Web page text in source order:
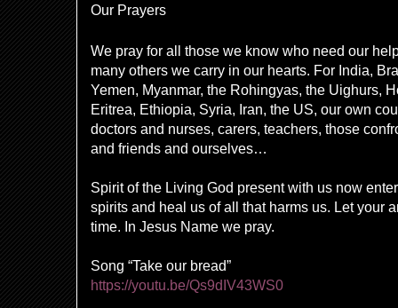
Our Prayers
We pray for all those we know who need our
many others we carry in our hearts. For India,
Yemen, Myanmar, the Rohingyas, the Uighurs,
Eritrea, Ethiopia, Syria, Iran, the US, our own
doctors and nurses, carers, teachers, those
and friends and ourselves…
Spirit of the Living God present with us now
spirits and heal us of all that harms us. Let your
time. In Jesus Name we pray.
Song “Take our bread”
https://youtu.be/Qs9dIV43WS0